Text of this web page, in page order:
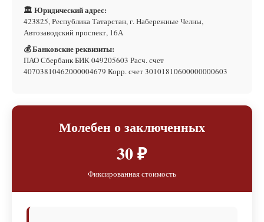
🏛 Юридический адрес:
423825, Республика Татарстан, г. Набережные Челны,
Автозаводский проспект, 16А
💰 Банковские реквизиты:
ПАО Сбербанк БИК 049205603 Расч. счет
40703810462000004679 Корр. счет 30101810600000000603
Молебен о заключенных
30 ₽
Фиксированная стоимость